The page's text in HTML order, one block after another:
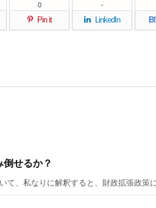
Pin it
0
LinkedIn
-
B!
せるか？
て、私なりに解釈すると、財政拡張政策